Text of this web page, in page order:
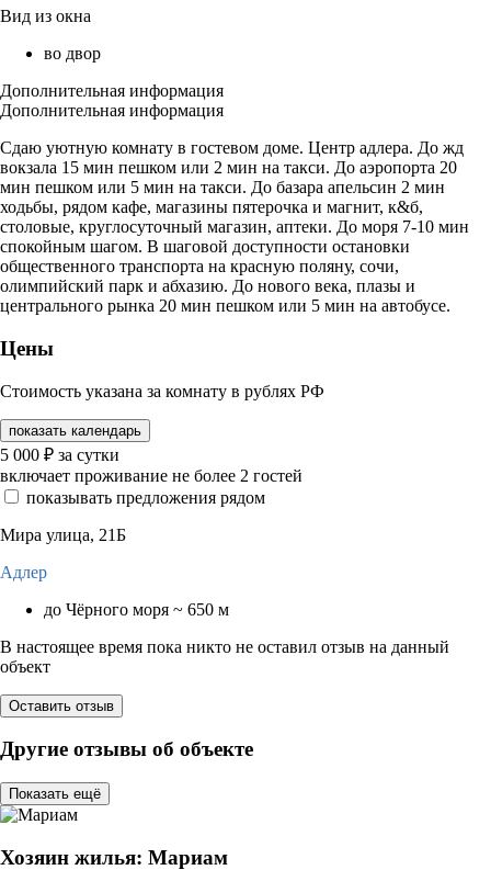
Вид из окна
во двор
Дополнительная информация
Дополнительная информация
Сдаю уютную комнату в гостевом доме. Центр адлера. До жд
вокзала 15 мин пешком или 2 мин на такси. До аэропорта 20
мин пешком или 5 мин на такси. До базара апельсин 2 мин
ходьбы, рядом кафе, магазины пятерочка и магнит, к&б,
столовые, круглосуточный магазин, аптеки. До моря 7-10 мин
спокойным шагом. В шаговой доступности остановки
общественного транспорта на красную поляну, сочи,
олимпийский парк и абхазию. До нового века, плазы и
центрального рынка 20 мин пешком или 5 мин на автобусе.
Цены
Стоимость указана за комнату в рублях РФ
показать календарь
5 000 ₽ за сутки
включает проживание не более 2 гостей
показывать предложения рядом
Мира улица, 21Б
Адлер
до Чёрного моря ~ 650 м
В настоящее время пока никто не оставил отзыв на данный
объект
Оставить отзыв
Другие отзывы об объекте
Показать ещё
Хозяин жилья: Мариам